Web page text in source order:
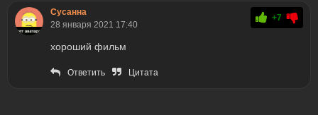
Сусанна
28 января 2021 17:40
+7
хороший фильм
Ответить Цитата